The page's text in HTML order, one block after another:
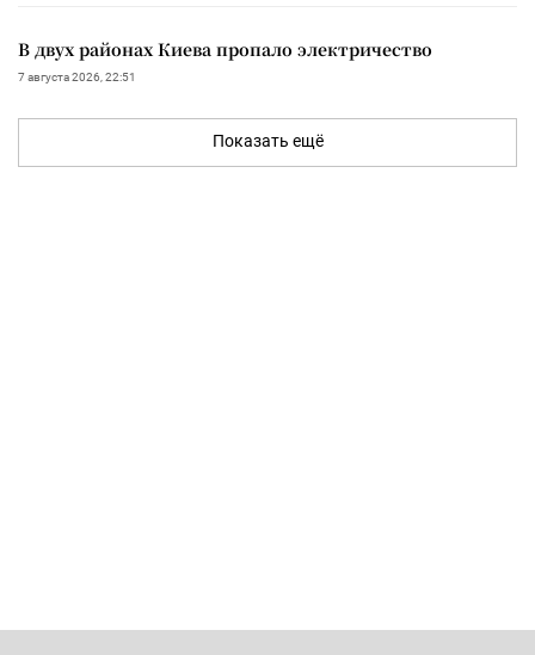
В двух районах Киева пропало электричество
7 августа 2026, 22:51
Показать ещё